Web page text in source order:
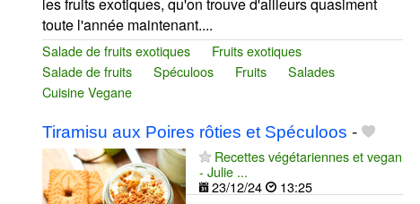
toute l'année maintenant....
Salade de fruits exotiques
Fruits exotiques
Salade de fruits
Spéculoos Fruits
Salades
Cuisine Vegane
Tiramisu aux Poires rôties et Spéculoos -
Recettes végétariennes et vegan
- Julie ...
23/12/24
13:25